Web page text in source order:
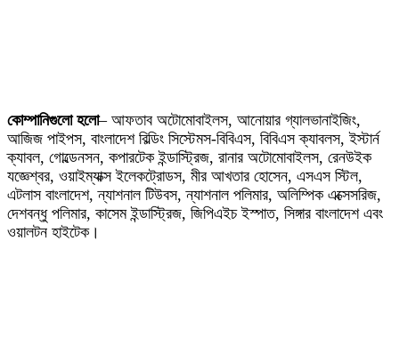
কোম্পানিগুলো হলো– আফতাব অটোমোবাইলস, আনোয়ার গ্যালভানাইজিং,
আজিজ পাইপস, বাংলাদেশ বিল্ডিং সিস্টেমস-বিবিএস, বিবিএস ক্যাবলস, ইস্টার্ন
ক্যাবল, গোল্ডেনসন, কপারটেক ইন্ডাস্ট্রিজ, রানার অটোমোবাইলস, রেনউইক
যজ্ঞেশ্বর, ওয়াইম্যাক্স ইলেকট্রোডস, মীর আখতার হোসেন, এসএস স্টিল,
এটলাস বাংলাদেশ, ন্যাশনাল টিউবস, ন্যাশনাল পলিমার, অলিম্পিক এক্সেসরিজ,
দেশবন্ধু পলিমার, কাসেম ইন্ডাস্ট্রিজ, জিপিএইচ ইস্পাত, সিঙ্গার বাংলাদেশ এবং
ওয়ালটন হাইটেক।